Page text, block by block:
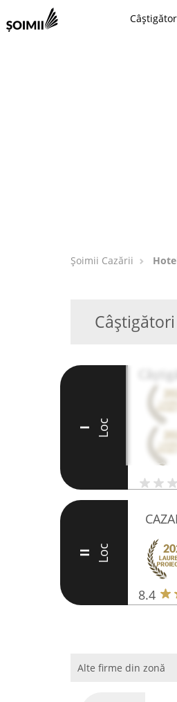
Șoimii Cazării
Câștigători
I Loc
II Loc
8.4
Alte firme din zonă